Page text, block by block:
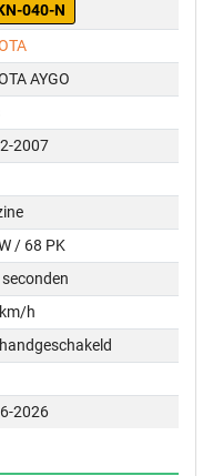
040-N
AYGO
2007
/ 68 PK
h
2026